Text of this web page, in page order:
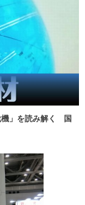
機」を読み解く 国